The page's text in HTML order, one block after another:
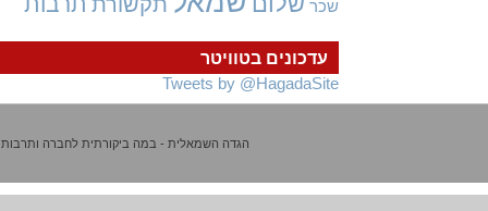
עדכונים בטוויטר
Tweets by @HagadaSite
שכר
הגדה השמאלית - במה ביקורתית לחברה ותרבות